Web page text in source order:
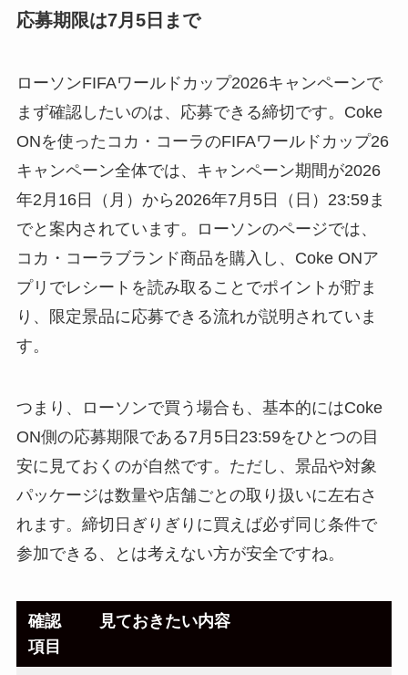
応募期限は7月5日まで
ローソンFIFAワールドカップ2026キャンペーンで
まず確認したいのは、応募できる締切です。Coke
ONを使ったコカ・コーラのFIFAワールドカップ26
キャンペーン全体では、キャンペーン期間が2026
年2月16日（月）から2026年7月5日（日）23:59ま
でと案内されています。ローソンのページでは、
コカ・コーラブランド商品を購入し、Coke ONア
プリでレシートを読み取ることでポイントが貯ま
り、限定景品に応募できる流れが説明されていま
す。
つまり、ローソンで買う場合も、基本的にはCoke
ON側の応募期限である7月5日23:59をひとつの目
安に見ておくのが自然です。ただし、景品や対象
パッケージは数量や店舗ごとの取り扱いに左右さ
れます。締切日ぎりぎりに買えば必ず同じ条件で
参加できる、とは考えない方が安全ですね。
確認
項目
見ておきたい内容